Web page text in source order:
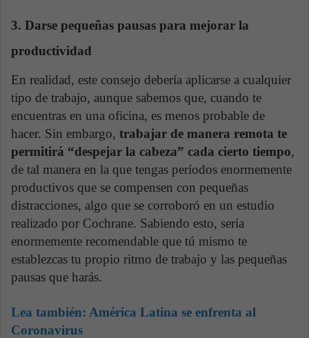
3. Darse pequeñas pausas para mejorar la
productividad
En realidad, este consejo debería aplicarse a cualquier
tipo de trabajo, aunque sabemos que, cuando te
encuentras en una oficina, es menos probable de
hacer. Sin embargo, trabajar de manera remota te
permitirá “despejar la cabeza” cada cierto tiempo,
de tal manera en la que tengas períodos enormemente
productivos que se compensen con pequeñas
distracciones, algo que se corroboró en un estudio
realizado por Cochrane. Sabiendo esto, sería
enormemente recomendable que tú mismo te
establezcas tu propio ritmo de trabajo y las pequeñas
pausas que harás.
Lea también: América Latina se enfrenta al
Coronavirus